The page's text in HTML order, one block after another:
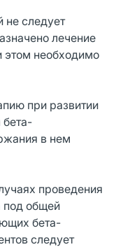
не следует
лечение
этом необходимо
при развитии
в нем
проведения
под общей
бета-
следует